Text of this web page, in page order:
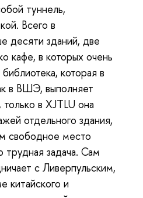
туннель,
Всего в
десяти зданий, две
кафе, в которых очень
которая в
в ВШЭ, выполняет
в XJTLU она
отдельного здания,
свободное место
задача. Сам
с Ливерпульским,
китайского и